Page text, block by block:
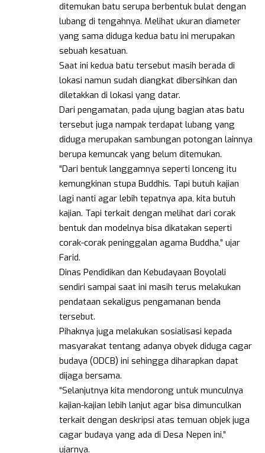
ditemukan batu serupa berbentuk bulat dengan
lubang di tengahnya. Melihat ukuran diameter
yang sama diduga kedua batu ini merupakan
sebuah kesatuan.
Saat ini kedua batu tersebut masih berada di
lokasi namun sudah diangkat dibersihkan dan
diletakkan di lokasi yang datar.
Dari pengamatan, pada ujung bagian atas batu
tersebut juga nampak terdapat lubang yang
diduga merupakan sambungan potongan lainnya
berupa kemuncak yang belum ditemukan.
“Dari bentuk langgamnya seperti lonceng itu
kemungkinan stupa Buddhis. Tapi butuh kajian
lagi nanti agar lebih tepatnya apa, kita butuh
kajian. Tapi terkait dengan melihat dari corak
bentuk dan modelnya bisa dikatakan seperti
corak-corak peninggalan agama Buddha,” ujar
Farid.
Dinas Pendidikan dan Kebudayaan Boyolali
sendiri sampai saat ini masih terus melakukan
pendataan sekaligus pengamanan benda
tersebut.
Pihaknya juga melakukan sosialisasi kepada
masyarakat tentang adanya obyek diduga cagar
budaya (ODCB) ini sehingga diharapkan dapat
dijaga bersama.
“Selanjutnya kita mendorong untuk munculnya
kajian-kajian lebih lanjut agar bisa dimunculkan
terkait dengan deskripsi atas temuan objek juga
cagar budaya yang ada di Desa Nepen ini,”
ujarnya.